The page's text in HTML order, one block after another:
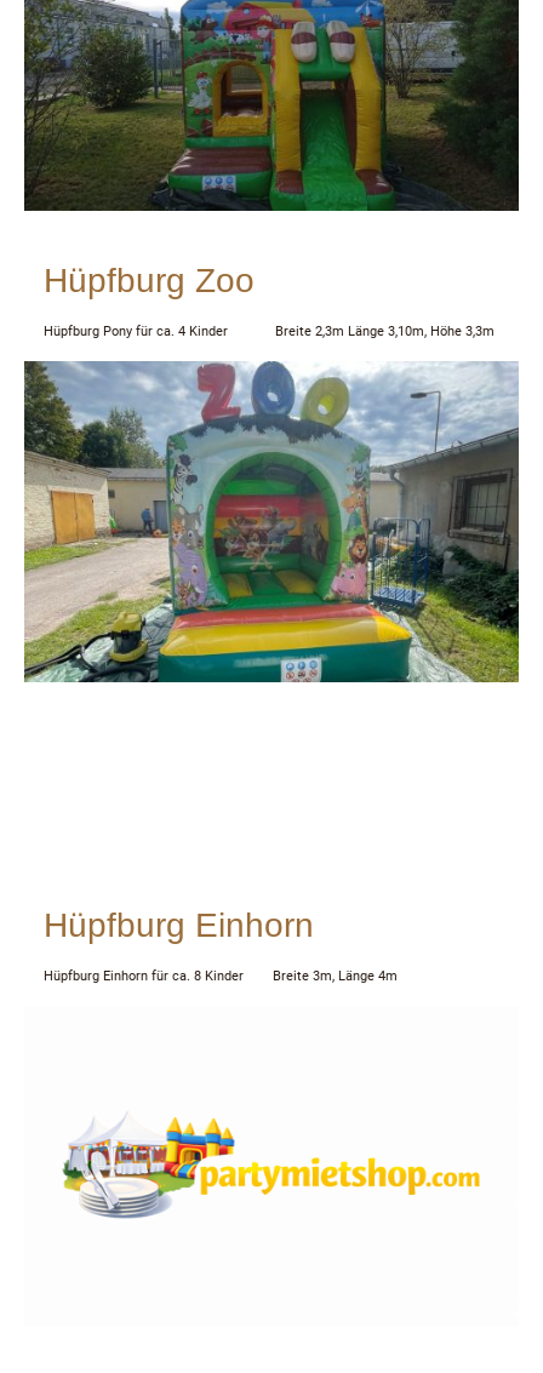
Hüpfburg Zoo
Hüpfburg Pony für ca. 4 Kinder Breite 2,3m Länge 3,10m, Höhe 3,3m
Hüpfburg Einhorn
Hüpfburg Einhorn für ca. 8 Kinder Breite 3m, Länge 4m